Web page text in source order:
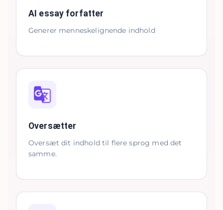
AI essay forfatter
Generer menneskelignende indhold
Oversætter
Oversæt dit indhold til flere sprog med det
samme.